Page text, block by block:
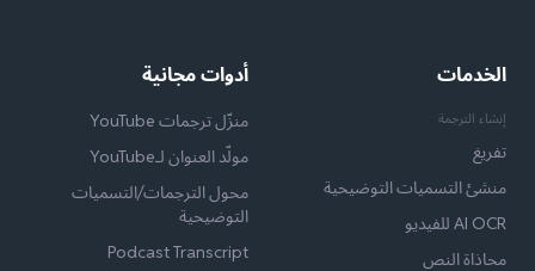
الخدمات
إنشاء الترجمة
تفريغ
منشئ التسميات التوضيحية
AI OCR للفيديو
محاذاة النص
أدوات مجانية
منزّل ترجمات YouTube
مولّد العنوان لـYouTube
محول الترجمات/التسميات
التوضيحية
Podcast Transcript